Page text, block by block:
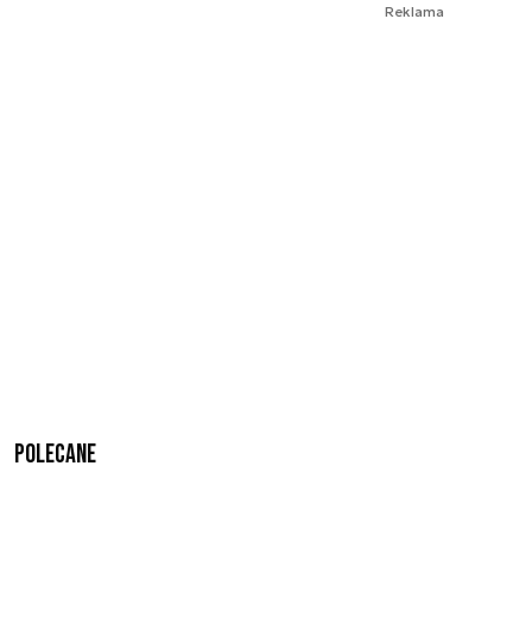
Reklama
Polecane